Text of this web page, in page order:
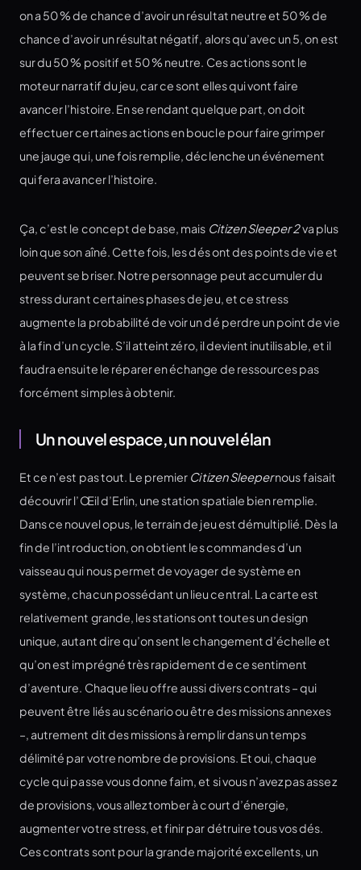
on a 50 % de chance d’avoir un résultat neutre et 50 % de
chance d’avoir un résultat négatif, alors qu’avec un 5, on est
sur du 50 % positif et 50 % neutre. Ces actions sont le
moteur narratif du jeu, car ce sont elles qui vont faire
avancer l’histoire. En se rendant quelque part, on doit
effectuer certaines actions en boucle pour faire grimper
une jauge qui, une fois remplie, déclenche un événement
qui fera avancer l’histoire.
Ça, c’est le concept de base, mais Citizen Sleeper 2va plus
loin que son aîné. Cette fois, les dés ont des points de vie et
peuvent se briser. Notre personnage peut accumuler du
stress durant certaines phases de jeu, et ce stress
augmente la probabilité de voir un dé perdre un point de vie
à la fin d’un cycle. S’il atteint zéro, il devient inutilisable, et il
faudra ensuite le réparer en échange de ressources pas
forcément simples à obtenir.
Un nouvel espace, un nouvel élan
Et ce n’est pas tout. Le premier Citizen Sleepernous faisait
découvrir l’Œil d’Erlin, une station spatiale bien remplie.
Dans ce nouvel opus, le terrain de jeu est démultiplié. Dès la
fin de l’introduction, on obtient les commandes d’un
vaisseau qui nous permet de voyager de système en
système, chacun possédant un lieu central. La carte est
relativement grande, les stations ont toutes un design
unique, autant dire qu’on sent le changement d’échelle et
qu’on est imprégné très rapidement de ce sentiment
d’aventure. Chaque lieu offre aussi divers contrats – qui
peuvent être liés au scénario ou être des missions annexes
–, autrement dit des missions à remplir dans un temps
délimité par votre nombre de provisions. Et oui, chaque
cycle qui passe vous donne faim, et si vous n’avez pas assez
de provisions, vous allez tomber à court d’énergie,
augmenter votre stress, et finir par détruire tous vos dés.
Ces contrats sont pour la grande majorité excellents, un